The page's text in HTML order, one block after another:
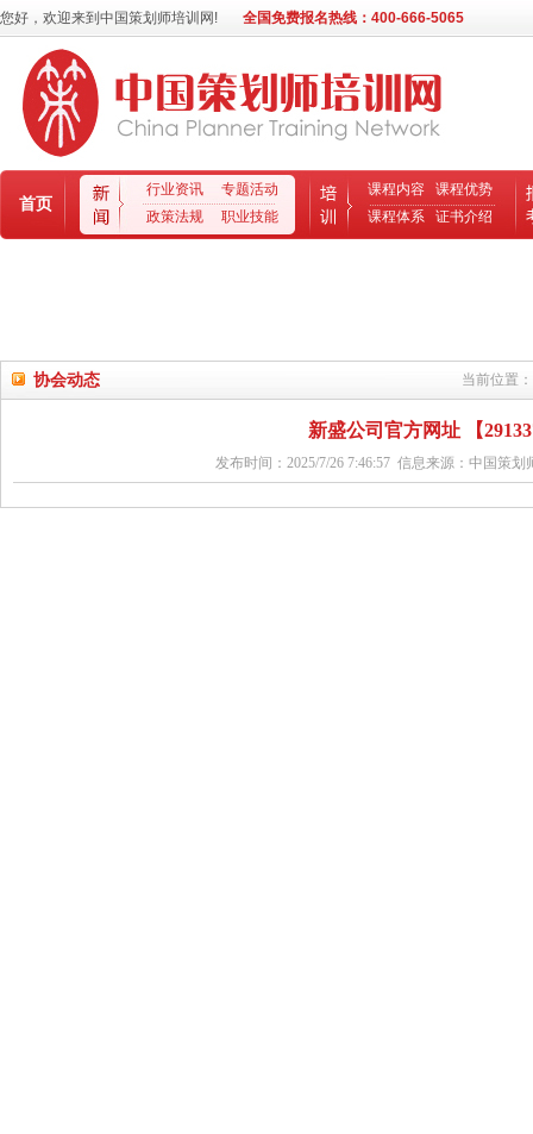
您好，欢迎来到中国策划师培训网! 全国免费报名热线：400-666-5065
首页
行业资讯
专题活动
政策法规
职业技能
课程内容
课程优势
课程体系
证书介绍
协会动态 当前位置：
新盛公司官方网址 【
发布时间：2025/7/26 7:46:57 信息来源：中国策